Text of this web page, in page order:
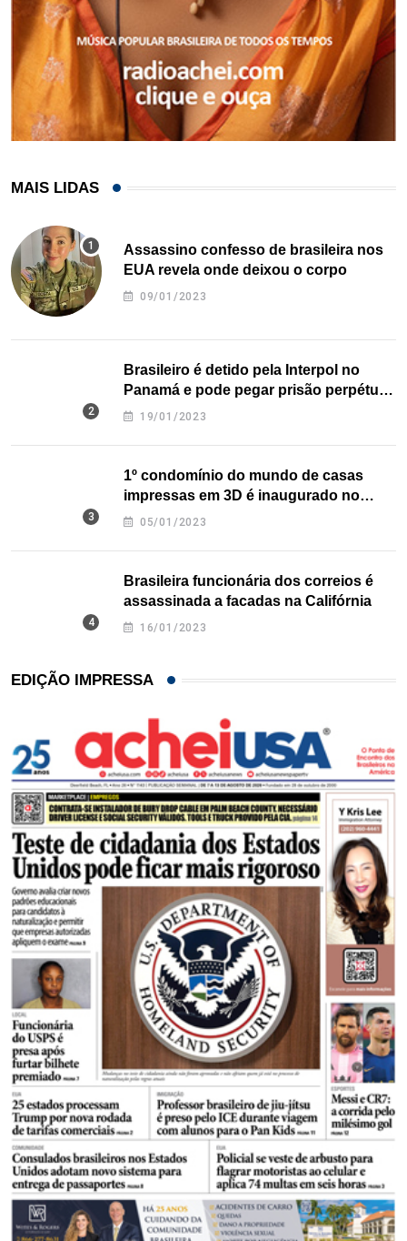
MAIS LIDAS
Assassino confesso de brasileira nos
EUA revela onde deixou o corpo
09/01/2023
Brasileiro é detido pela Interpol no
Panamá e pode pegar prisão perpétua
nos EUA
19/01/2023
1º condomínio do mundo de casas
impressas em 3D é inaugurado no
Texas
05/01/2023
Brasileira funcionária dos correios é
assassinada a facadas na Califórnia
16/01/2023
EDIÇÃO IMPRESSA